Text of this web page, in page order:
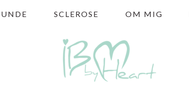
SCLEROSE OM MIG